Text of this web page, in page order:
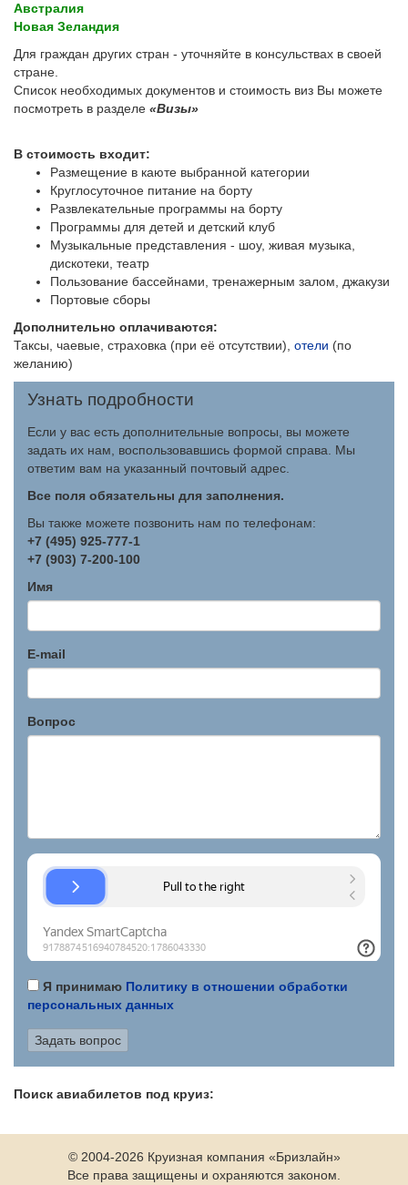
Австралия
Новая Зеландия
Для граждан других стран - уточняйте в консульствах в своей
стране.
Список необходимых документов и стоимость виз Вы можете
посмотреть в разделе «Визы»
В стоимость входит:
Размещение в каюте выбранной категории
Круглосуточное питание на борту
Развлекательные программы на борту
Программы для детей и детский клуб
Музыкальные представления - шоу, живая музыка,
дискотеки, театр
Пользование бассейнами, тренажерным залом, джакузи
Портовые сборы
Дополнительно оплачиваются:
Таксы, чаевые, страховка (при её отсутствии), отели (по
желанию)
Узнать подробности
Если у вас есть дополнительные вопросы, вы можете
задать их нам, воспользовавшись формой справа. Мы
ответим вам на указанный почтовый адрес.
Все поля обязательны для заполнения.
Вы также можете позвонить нам по телефонам:
+7 (495) 925-777-1
+7 (903) 7-200-100
Имя
E-mail
Вопрос
Я принимаю Политику в отношении обработки
персональных данных
Поиск авиабилетов под круиз:
© 2004-2026 Круизная компания «Бризлайн»
Все права защищены и охраняются законом.